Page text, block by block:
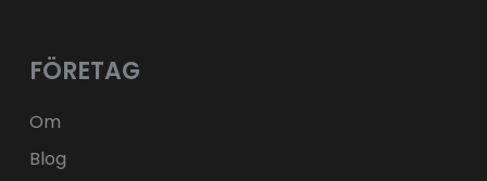
ft HUF
zł
FÖRETAG
Om
Blog